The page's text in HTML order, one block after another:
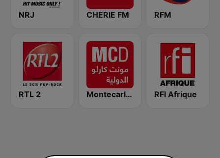
NRJ CHERIE FM RFM
RTL 2 Montecarlo al doualiya (مونت كارلو الدولية) RFI Afrique